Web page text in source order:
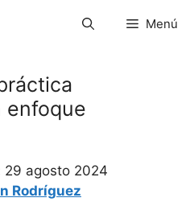
Menú
enfoque
29 agosto 2024
Rodríguez